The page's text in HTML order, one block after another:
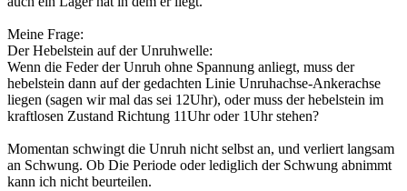
Meine Frage:
Der Hebelstein auf der Unruhwelle:
Wenn die Feder der Unruh ohne Spannung anliegt, muss der
hebelstein dann auf der gedachten Linie Unruhachse-Ankerachse
liegen (sagen wir mal das sei 12Uhr), oder muss der hebelstein im
kraftlosen Zustand Richtung 11Uhr oder 1Uhr stehen?
Momentan schwingt die Unruh nicht selbst an, und verliert langsam
an Schwung. Ob Die Periode oder lediglich der Schwung abnimmt
kann ich nicht beurteilen.